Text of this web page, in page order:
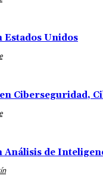
Estados Unidos
Ciberseguridad,
Análisis de